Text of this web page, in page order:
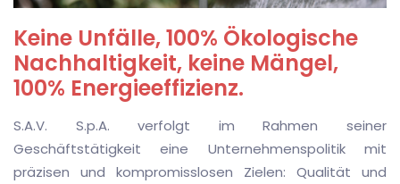
Keine Unfälle, 100% Ökologische
Nachhaltigkeit, keine Mängel,
100% Energieeffizienz.
S.A.V. S.p.A. verfolgt im Rahmen seiner
Geschäftstätigkeit eine Unternehmenspolitik mit
präzisen und kompromisslosen Zielen: Qualität und